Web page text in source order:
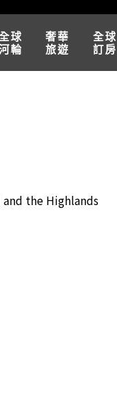
球
輪
奢華
旅遊
全球
訂房
the Highlands